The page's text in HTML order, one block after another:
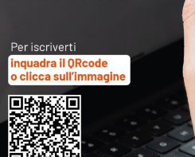
La “retromarcia” sugli
figlia del decreto
Confedilizia aveva
modificare)